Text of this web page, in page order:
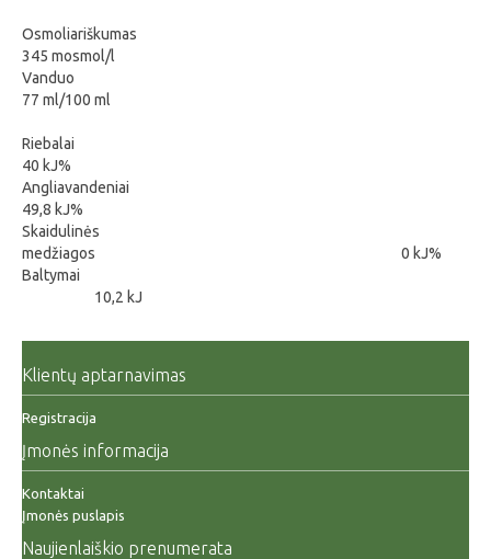
Osmoliariškumas
345 mosmol/l
Vanduo
77 ml/100 ml
Riebalai
40 kJ%
Angliavandeniai
49,8 kJ%
Skaidulinės
medžiagos
0 kJ%
Baltymai
10,2 kJ
Klientų aptarnavimas
Registracija
Įmonės informacija
Kontaktai
Įmonės puslapis
Naujienlaiškio prenumerata